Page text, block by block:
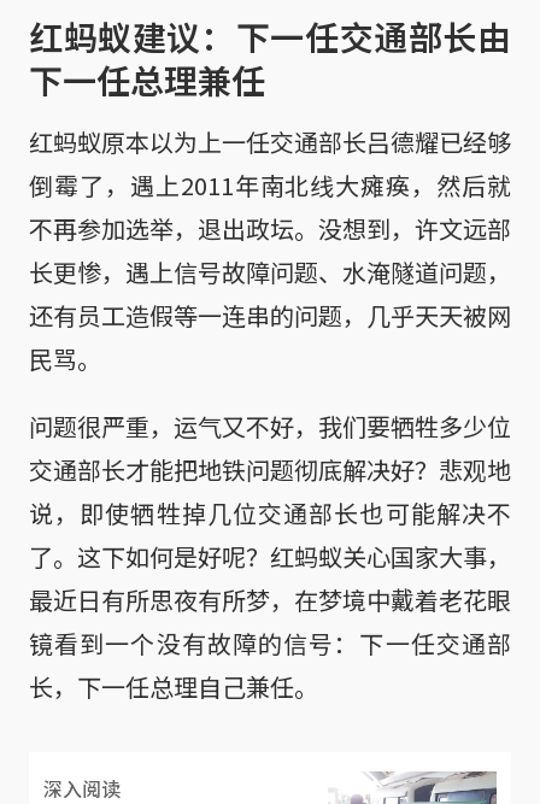
红蚂蚁建议：下一任交通部长由
下一任总理兼任
红蚂蚁原本以为上一任交通部长吕德耀已经够
倒霉了，遇上2011年南北线大瘫痪，然后就
不再参加选举，退出政坛。没想到，许文远部
长更惨，遇上信号故障问题、水淹隧道问题，
还有员工造假等一连串的问题，几乎天天被网
民骂。
问题很严重，运气又不好，我们要牺牲多少位
交通部长才能把地铁问题彻底解决好？悲观地
说，即使牺牲掉几位交通部长也可能解决不
了。这下如何是好呢？红蚂蚁关心国家大事，
最近日有所思夜有所梦，在梦境中戴着老花眼
镜看到一个没有故障的信号：下一任交通部
长，下一任总理自己兼任。
深入阅读